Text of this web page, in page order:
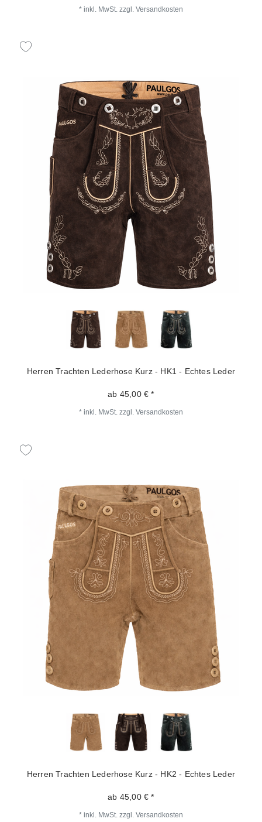
* inkl. MwSt. zzgl. Versandkosten
Herren Trachten Lederhose Kurz - HK1 - Echtes Leder
ab 45,00 € *
* inkl. MwSt. zzgl. Versandkosten
Herren Trachten Lederhose Kurz - HK2 - Echtes Leder
ab 45,00 € *
* inkl. MwSt. zzgl. Versandkosten